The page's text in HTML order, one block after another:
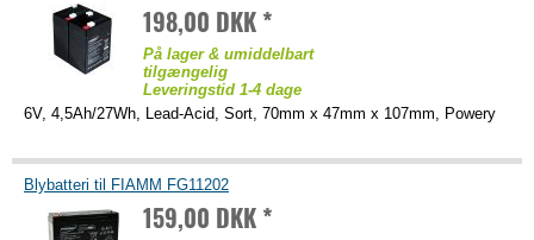
198,00 DKK *
På lager & umiddelbart
tilgængelig
Leveringstid 1-4 dage
6V, 4,5Ah/27Wh, Lead-Acid, Sort, 70mm x 47mm x 107mm, Powery
Blybatteri til FIAMM FG11202
159,00 DKK *